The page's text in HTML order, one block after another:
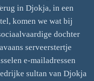
in Djokja, in een
komen we wat bij
dochter
serveerstertje
e-mailadressen
sultan van Djokja